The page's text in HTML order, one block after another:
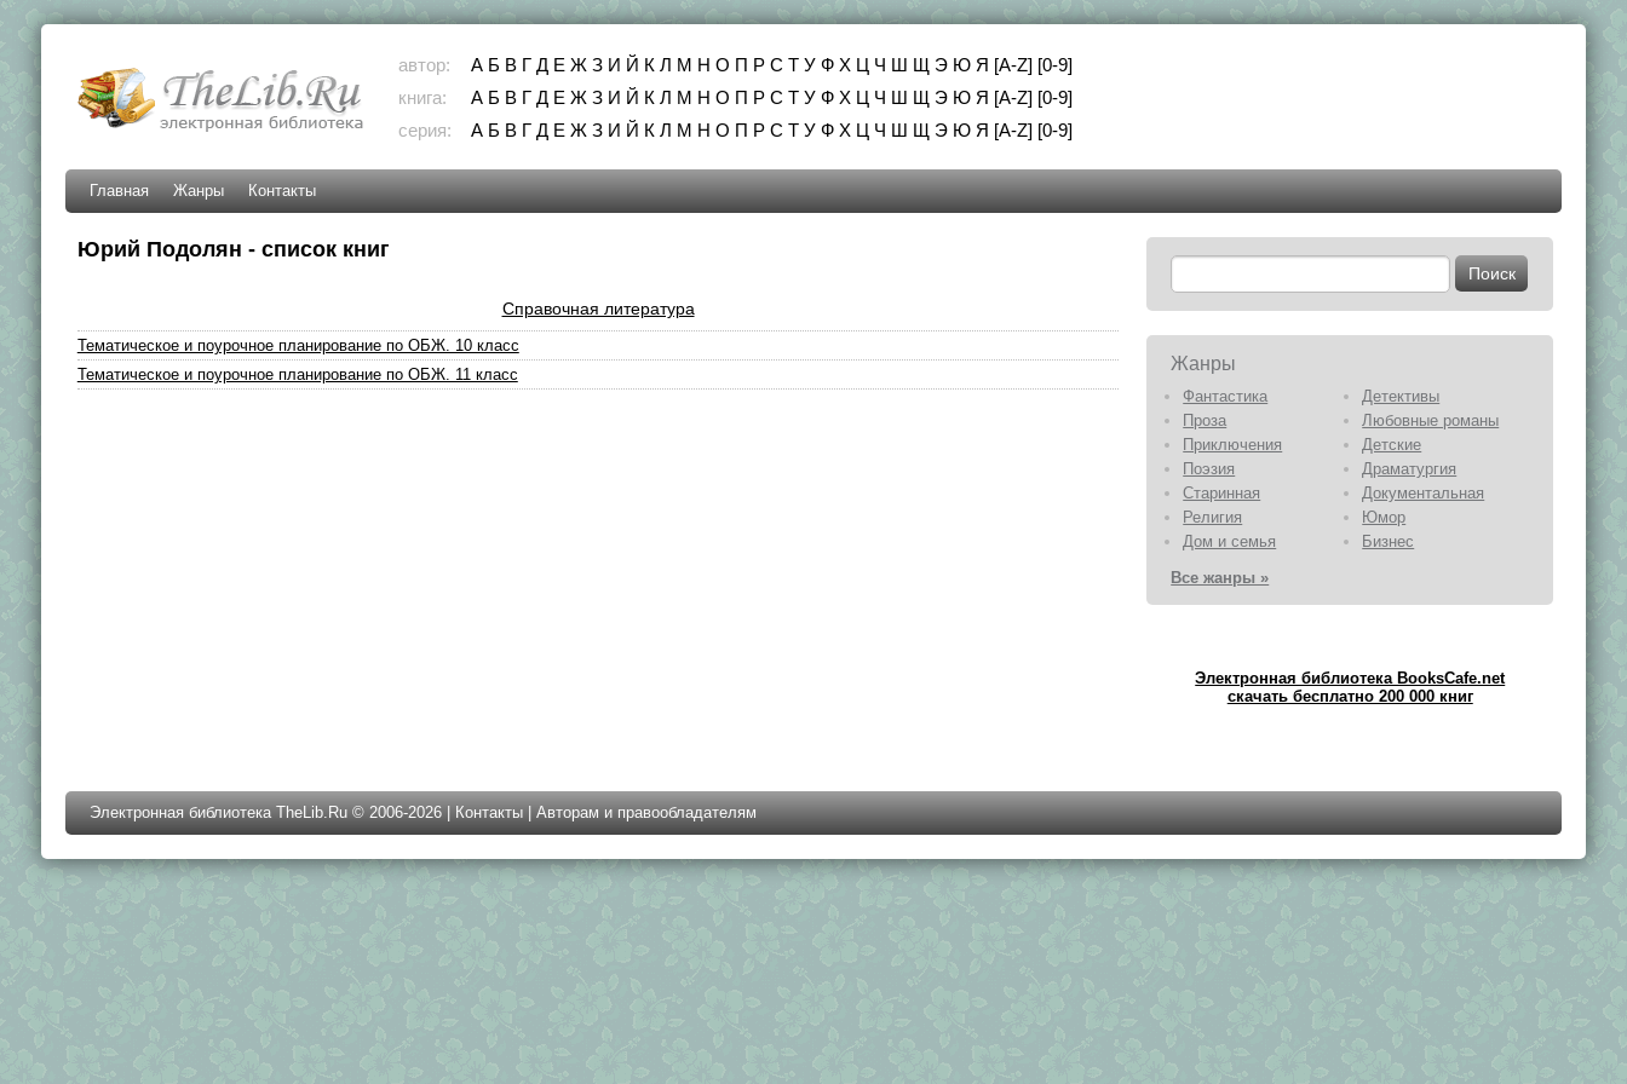
автор: А Б В Г Д Е Ж З И Й К Л М Н О П Р С Т У Ф Х Ц Ч Ш Щ Э Ю Я [A-Z] [0-9]
книга:
А Б В Г Д Е Ж З И Й К Л М Н О П Р С Т У Ф Х Ц Ч Ш Щ Э Ю Я [A-Z] [0-9]
серия:
А Б В Г Д Е Ж З И Й К Л М Н О П Р С Т У Ф Х Ц Ч Ш Щ Э Ю Я [A-Z] [0-9]
Главная Жанры Контакты
Юрий Подолян - список книг
Справочная литература
Тематическое и поурочное планирование по ОБЖ. 10 класс
Тематическое и поурочное планирование по ОБЖ. 11 класс
Жанры
Фантастика
Детективы
Проза
Любовные романы
Приключения
Детские
Поэзия
Драматургия
Старинная
Документальная
Религия
Юмор
Дом и семья
Бизнес
Все жанры »
Электронная библиотека BooksCafe.net
скачать бесплатно 200 000 книг
Электронная библиотека TheLib.Ru © 2006-2026 | Контакты| Авторам и правообладателям